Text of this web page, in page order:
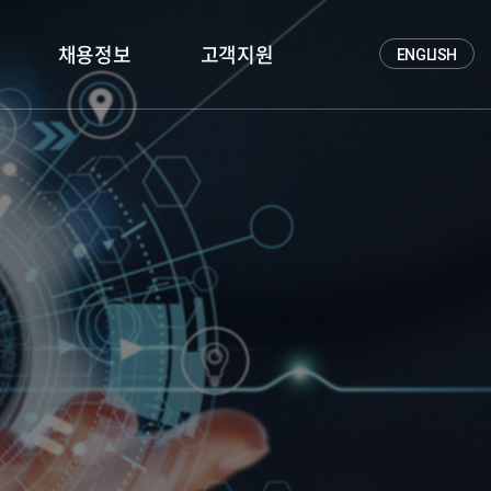
채용정보
인재상
채용정보
고객지원 ENGLISH